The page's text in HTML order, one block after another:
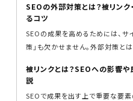
SEOの外部対策とは？被リンク
るコツ
SEOの成果を高めるためには、サ
策」も欠かせません。外部対策とは
被リンクとは？SEOへの影響
説
SEOで成果を出す上で重要な要素